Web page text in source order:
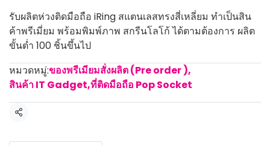
รับผลิตห่วงติดมือถือ iRing สแตนเลสทรงสี่เหลี่ยม ทำเป็นสิน
ค้าพรีเมี่ยม พร้อมพิมพ์ภาพ สกรีนโลโก้ ได้ตามต้องการ ผลิต
ขั้นต่ำ 100 ชิ้นขึ้นไป
หมวดหมู่:ของพรีเมียมสั่งผลิต (Pre order ),
สินค้า IT Gadget,ที่ติดมือถือ Pop Socket
แชร์